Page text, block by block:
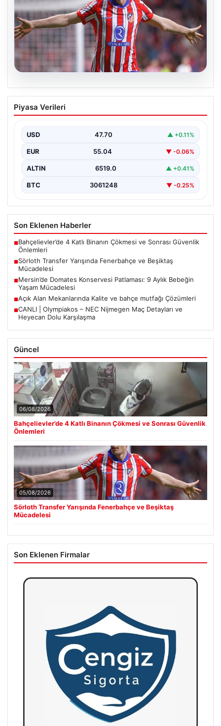
05.08.2026
Sörloth Transfer Yarışında Fenerbahçe
ve Beşiktaş Mücadelesi
sahne olurken, Süper Lig’in iki büyük devi,…
Piyasa Verileri
USD 47.70 ▲ +0.11%
EUR 55.04 ▼ -0.06%
ALTIN 6519.0 ▲ +0.41%
BTC 3061248 ▼ -0.25%
Son Eklenen Haberler
■Bahçelievler’de 4 Katlı Binanın Çökmesi ve Sonrası Güvenlik
Önlemleri
■Sörloth Transfer Yarışında Fenerbahçe ve Beşiktaş
Mücadelesi
■Mersin’de Domates Konservesi Patlaması: 9 Aylık Bebeğin
Yaşam Mücadelesi
■Açık Alan Mekanlarında Kalite ve bahçe mutfağı Çözümleri
■CANLI | Olympiakos – NEC Nijmegen Maç Detayları ve
Heyecan Dolu Karşılaşma
Güncel
06/08/2026
Bahçelievler’de 4 Katlı Binanın Çökmesi ve Sonrası Güvenlik
Önlemleri
05/08/2026
Sörloth Transfer Yarışında Fenerbahçe ve Beşiktaş
Mücadelesi
Son Eklenen Firmalar